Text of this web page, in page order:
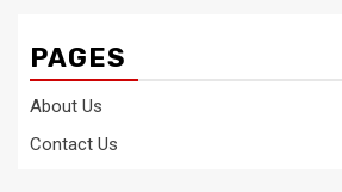
PAGES
About Us
Contact Us